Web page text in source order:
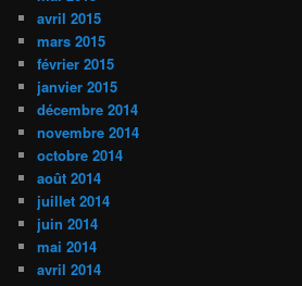
avril 2015
mars 2015
février 2015
janvier 2015
décembre 2014
novembre 2014
octobre 2014
août 2014
juillet 2014
juin 2014
mai 2014
avril 2014